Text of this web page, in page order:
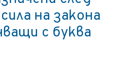
на закона
с буква